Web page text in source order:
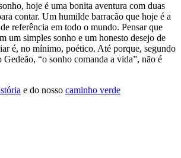
hoje é uma bonita aventura com duas
contar. Um humilde barracão que hoje é a
referência em todo o mundo. Pensar que
um simples sonho e um honesto desejo de
é, no mínimo, poético. Até porque, segundo
“o sonho comanda a vida”, não é
e do nosso caminho verde